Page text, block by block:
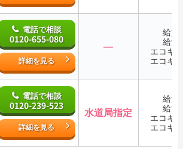
電話で相談
0120-655-080
詳細を見る
―
給湯
給湯
エコキ
エコキ
電話で相談
0120-239-523
詳細を見る
水道局指定
給湯
給湯
エコキ
エコキ